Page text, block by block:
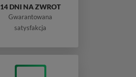
14 DNI NA ZWROT
Gwarantowana
satysfakcja